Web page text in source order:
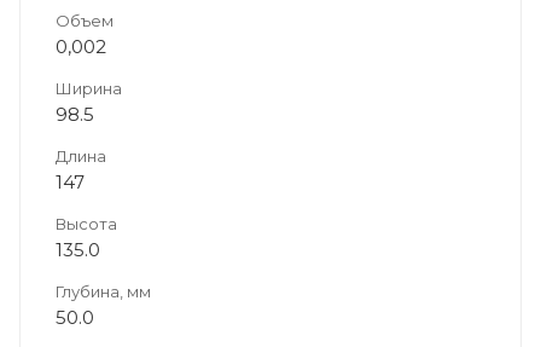
Объем
0,002
Ширина
98.5
Длина
147
Высота
135.0
Глубина, мм
50.0